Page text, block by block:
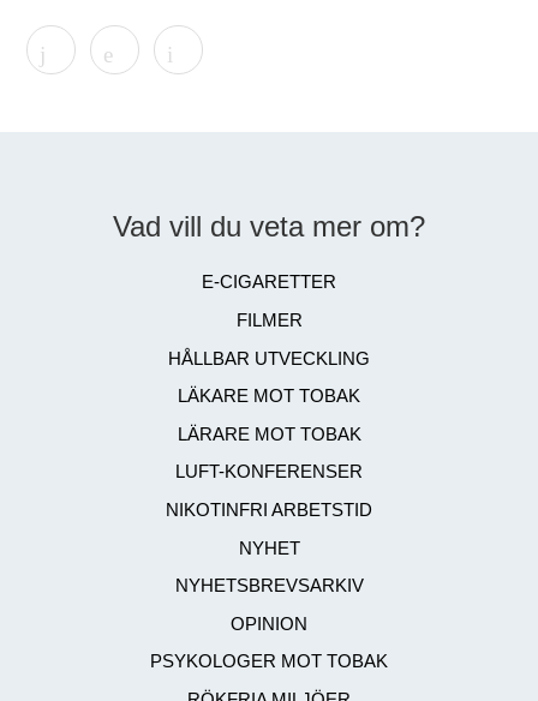
Vad vill du veta mer om?
E-CIGARETTER
FILMER
HÅLLBAR UTVECKLING
LÄKARE MOT TOBAK
LÄRARE MOT TOBAK
LUFT-KONFERENSER
NIKOTINFRI ARBETSTID
NYHET
NYHETSBREVSARKIV
OPINION
PSYKOLOGER MOT TOBAK